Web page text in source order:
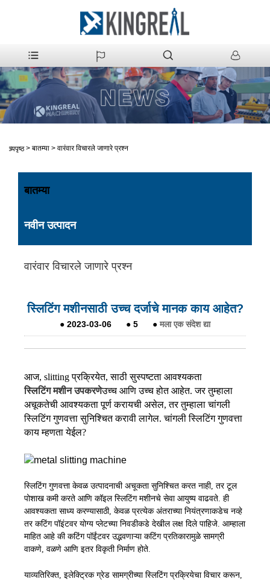
मुख्यपृष्ठ > बातम्या > वारंवार विचारले जाणारे प्रश्न
बातम्या
नवीन उत्पादन
वारंवार विचारले जाणारे प्रश्न
स्लिटिंग मशीनसाठी उच्च दर्जाचे मानक काय आहेत?
● 2023-03-06 ● 5 ● मला एक संदेश द्या
आज, slitting प्रक्रियेत, साठी सुस्पष्टता आवश्यकता
स्लिटिंग मशीन उपकरणेउच्च आणि उच्च होत आहेत. जर तुम्हाला
अचूकतेची आवश्यकता पूर्ण करायची असेल, तर तुम्हाला चांगली
स्लिटिंग गुणवत्ता सुनिश्चित करावी लागेल. चांगली स्लिटिंग गुणवत्ता
काय म्हणता येईल?
स्लिटिंग गुणवत्ता केवळ उत्पादनाची अचूकता सुनिश्चित करत नाही, तर टूल
पोशाख कमी करते आणि कॉइल स्लिटिंग मशीनचे सेवा आयुष्य वाढवते. ही
आवश्यकता साध्य करण्यासाठी, केवळ प्रत्येक अंतराच्या नियंत्रणाकडेच नव्हे
तर कटिंग पॉइंटवर योग्य प्लेटच्या निवडीकडे देखील लक्ष दिले पाहिजे. आम्हाला
माहित आहे की कटिंग पॉईंटवर उद्भवणाऱ्या कटिंग प्रतिकारामुळे सामग्री
वाकणे, वळणे आणि इतर विकृती निर्माण होते.
याव्यतिरिक्त, इलेक्ट्रिक ग्रेड सामग्रीच्या स्लिटिंग प्रक्रियेचा विचार करून,